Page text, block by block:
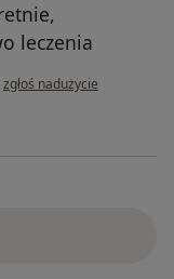
leczenia
w opinii użytkownika Anna
zgłoś nadużycie